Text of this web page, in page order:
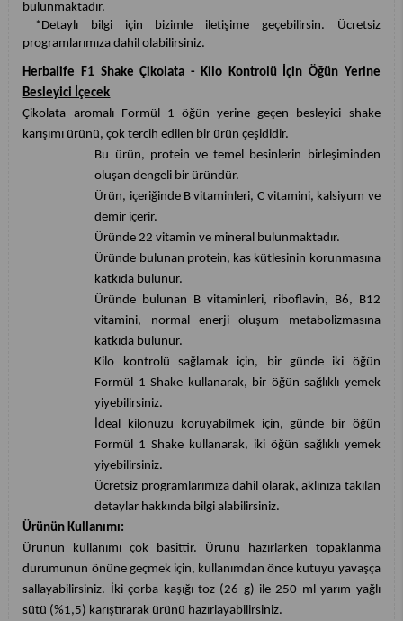
bulunmaktadır.
*Detaylı bilgi için bizimle iletişime geçebilirsin. Ücretsiz
programlarımıza dahil olabilirsiniz.
Herbalife F1 Shake Çikolata - Kilo Kontrolü İçin Öğün Yerine
Besleyici İçecek
Çikolata aromalı Formül 1 öğün yerine geçen besleyici shake
karışımı ürünü, çok tercih edilen bir ürün çeşididir.
Bu ürün, protein ve temel besinlerin birleşiminden
oluşan dengeli bir üründür.
Ürün, içeriğinde B vitaminleri, C vitamini, kalsiyum ve
demir içerir.
Üründe 22 vitamin ve mineral bulunmaktadır.
Üründe bulunan protein, kas kütlesinin korunmasına
katkıda bulunur.
Üründe bulunan B vitaminleri, riboflavin, B6, B12
vitamini, normal enerji oluşum metabolizmasına
katkıda bulunur.
Kilo kontrolü sağlamak için, bir günde iki öğün
Formül 1 Shake kullanarak, bir öğün sağlıklı yemek
yiyebilirsiniz.
İdeal kilonuzu koruyabilmek için, günde bir öğün
Formül 1 Shake kullanarak, iki öğün sağlıklı yemek
yiyebilirsiniz.
Ücretsiz programlarımıza dahil olarak, aklınıza takılan
detaylar hakkında bilgi alabilirsiniz.
Ürünün Kullanımı:
Ürünün kullanımı çok basittir. Ürünü hazırlarken topaklanma
durumunun önüne geçmek için, kullanımdan önce kutuyu yavaşça
sallayabilirsiniz. İki çorba kaşığı toz (26 g) ile 250 ml yarım yağlı
sütü (%1,5) karıştırarak ürünü hazırlayabilirsiniz.